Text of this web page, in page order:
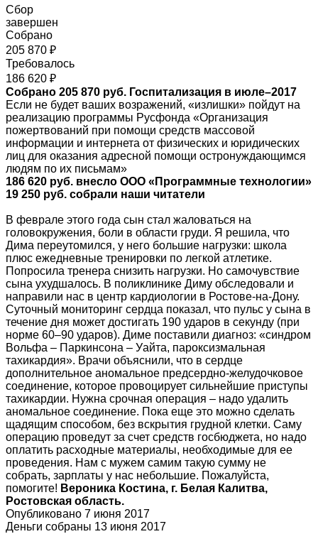
Сбор
завершен
Собрано
205 870 ₽
Требовалось
186 620 ₽
Собрано 205 870 руб. Госпитализация в июле–2017
Если не будет ваших возражений, «излишки» пойдут на
реализацию программы Русфонда «Организация
пожертвований при помощи средств массовой
информации и интернета от физических и юридических
лиц для оказания адресной помощи остронуждающимся
людям по их письмам»
186 620 руб. внесло ООО «Программные технологии»
19 250 руб. собрали наши читатели
В феврале этого года сын стал жаловаться на
головокружения, боли в области груди. Я решила, что
Дима переутомился, у него большие нагрузки: школа
плюс ежедневные тренировки по легкой атлетике.
Попросила тренера снизить нагрузки. Но самочувствие
сына ухудшалось. В поликлинике Диму обследовали и
направили нас в центр кардиологии в Ростове-на-Дону.
Суточный мониторинг сердца показал, что пульс у сына в
течение дня может достигать 190 ударов в секунду (при
норме 60–90 ударов). Диме поставили диагноз: «синдром
Вольфа – Паркинсона – Уайта, пароксизмальная
тахикардия». Врачи объяснили, что в сердце
дополнительное аномальное предсердно-желудочковое
соединение, которое провоцирует сильнейшие приступы
тахикардии. Нужна срочная операция – надо удалить
аномальное соединение. Пока еще это можно сделать
щадящим способом, без вскрытия грудной клетки. Саму
операцию проведут за счет средств госбюджета, но надо
оплатить расходные материалы, необходимые для ее
проведения. Нам с мужем самим такую сумму не
собрать, зарплаты у нас небольшие. Пожалуйста,
помогите! Вероника Костина, г. Белая Калитва,
Ростовская область.
Опубликовано 7 июня 2017
Деньги собраны 13 июня 2017